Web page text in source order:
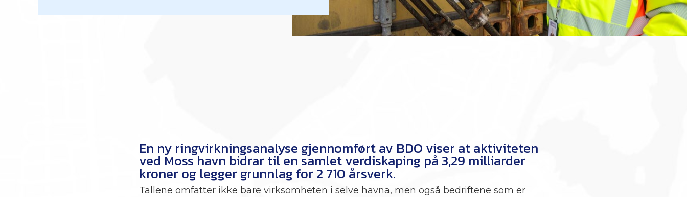
En ny ringvirkningsanalyse gjennomført av BDO viser at aktiviteten
ved Moss havn bidrar til en samlet verdiskaping på 3,29 milliarder
kroner og legger grunnlag for 2 710 årsverk.
Tallene omfatter ikke bare virksomheten i selve havna, men også bedriftene som er